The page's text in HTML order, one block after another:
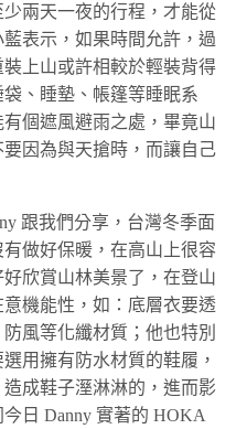
少兩天一夜的行程，才能從
表示，如果時間允許，過
上山或許相較於輕裝背得
、睡墊、帳篷等睡眠系
個遮風避雨之處，畢竟山
因為與天搶時，而讓自己
跟我們分享，台灣冬季面
做好保暖，在高山上很容
欣賞山林美景了，在登山
機能性，如：底層衣要透
風等化纖材質；他也特別
用擁有防水材質的鞋履，
成鞋子溼淋淋的，進而影
日 Danny 實著的 HOKA